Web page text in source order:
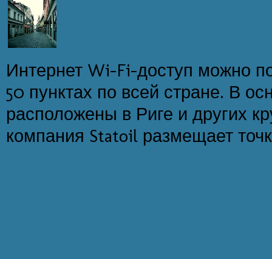
Интернет Wi-Fi-доступ можно
50 пунктах по всей стране. В
расположены в Риге и других
компания Statoil размещает